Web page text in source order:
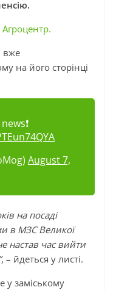
Агроцентр.
вже
на його сторінці
August 7,
на посаді
в МЗС Великої
настав час вийти
, – йдеться у листі.
у заміському